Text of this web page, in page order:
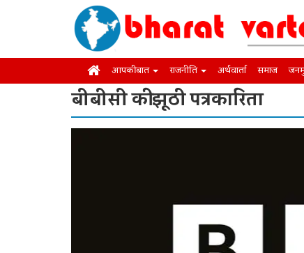
आपकी बात राजनीति अर्थवार्ता समाज
बीबीसी की झूठी पत्रकारिता